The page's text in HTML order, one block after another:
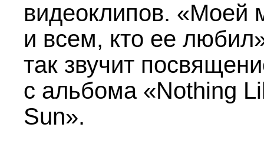
видеоклипов. «Моей
и всем, кто ее
так звучит
с альбома «Nothing
Sun».